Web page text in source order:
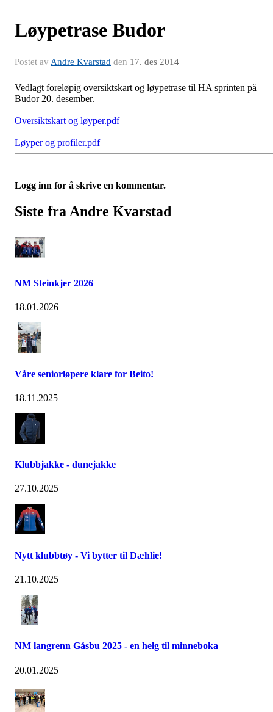
Løypetrase Budor
Postet av Andre Kvarstad den 17. des 2014
Vedlagt foreløpig oversiktskart og løypetrase til HA sprinten på
Budor 20. desember.
Oversiktskart og løyper.pdf
Løyper og profiler.pdf
Logg inn for å skrive en kommentar.
Siste fra Andre Kvarstad
NM Steinkjer 2026
18.01.2026
Våre seniorløpere klare for Beito!
18.11.2025
Klubbjakke - dunejakke
27.10.2025
Nytt klubbtøy - Vi bytter til Dæhlie!
21.10.2025
NM langrenn Gåsbu 2025 - en helg til minneboka
20.01.2025